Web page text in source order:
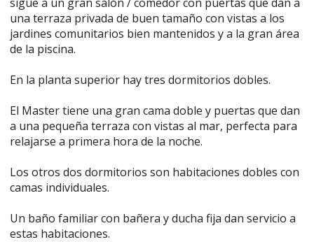
una terraza privada de buen tamaño con vistas a los
jardines comunitarios bien mantenidos y a la gran área
de la piscina.
En la planta superior hay tres dormitorios dobles.
El Master tiene una gran cama doble y puertas que dan
a una pequeña terraza con vistas al mar, perfecta para
relajarse a primera hora de la noche.
Los otros dos dormitorios son habitaciones dobles con
camas individuales.
Un baño familiar con bañera y ducha fija dan servicio a
estas habitaciones.